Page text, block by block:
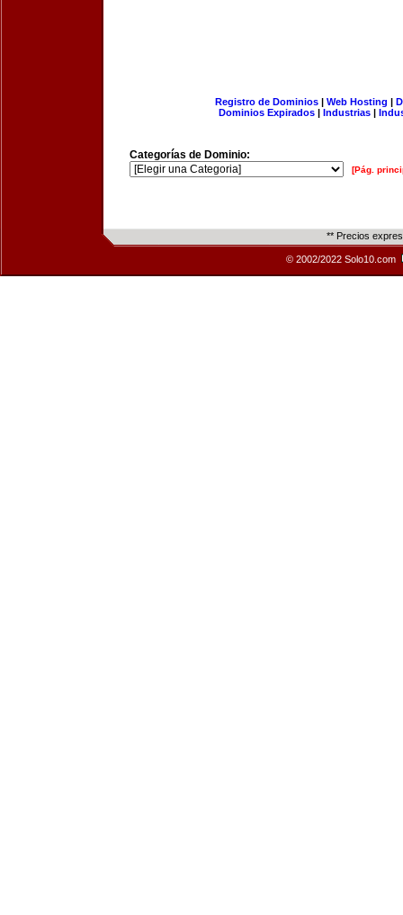
Registro de Dominios| Web Hosting |
Dominios Expirados | Industrias |
Categorías de Dominio:
[Pág.
** Precios
© 2002/2022 Solo10.com